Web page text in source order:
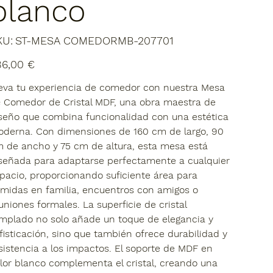
SKU
ST-
207701
ST-MESA COMEDORMB-207701
€
tu experiencia de comedor con nuestra Mesa
Comedor de Cristal MDF, una obra maestra de
que combina funcionalidad con una estética
Con dimensiones de 160 cm de largo, 90
de ancho y 75 cm de altura, esta mesa está
para adaptarse perfectamente a cualquier
proporcionando suficiente área para
en familia, encuentros con amigos o
formales. La superficie de cristal
no solo añade un toque de elegancia y
sino que también ofrece durabilidad y
a los impactos. El soporte de MDF en
blanco complementa el cristal, creando una